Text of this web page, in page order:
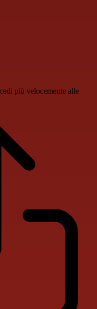
più velocemente alle